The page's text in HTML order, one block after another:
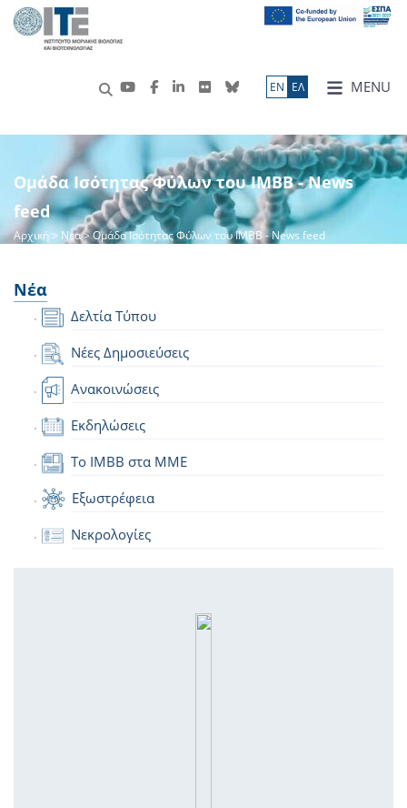
MENU
ΕN ΕΛ
Ομάδα Ισότητας Φύλων του ΙΜΒΒ - News
feed
Αρχική> Νέα> Ομάδα Ισότητας Φύλων του ΙΜΒΒ - News feed
Νέα
Δελτία Τύπου
Νέες Δημοσιεύσεις
Ανακοινώσεις
Εκδηλώσεις
Το IMBB στα ΜΜΕ
Εξωστρέφεια
Νεκρολογίες